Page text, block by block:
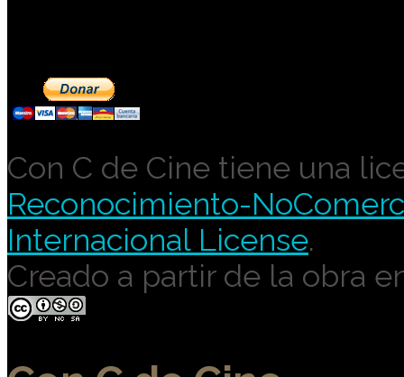
Con C de Cine tiene una
Reconocimiento-
Internacional License.
Creado a partir de la obra